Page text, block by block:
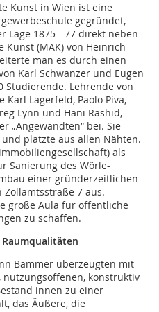
Kunst in Wien ist eine
gegründet,
1875 – 77 direkt neben
(MAK) von Heinrich
man es durch einen
Karl Schwanzer und Eugen
Studierende. Lehrende von
Lagerfeld, Paolo Piva,
Lynn und Hani Rashid,
„Angewandten“ bei. Sie
platzte aus allen Nähten.
als
Sanierung des Wörle-
einer gründerzeitlichen
7 aus.
große Aula für öffentliche
zu schaffen.
Bammer überzeugten mit
konstruktiv
innen zu einer
das Äußere, die